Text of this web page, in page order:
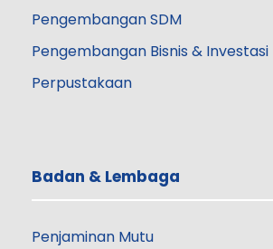
Pengembangan SDM
Pengembangan Bisnis & Investasi
Perpustakaan
Badan & Lembaga
Penjaminan Mutu